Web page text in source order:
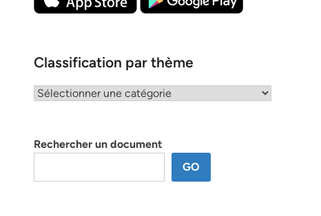
Classification par thème
Classification
Rechercher un document
GO